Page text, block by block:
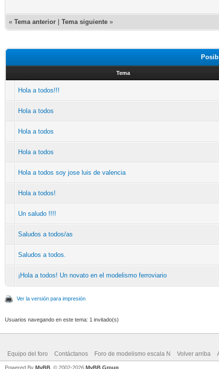
« Tema anterior | Tema siguiente »
Tema
Hola a todos!!!
Hola a todos
Hola a todos
Hola a todos
Hola a todos soy jose luis de valencia
Hola a todos!
Un saludo !!!!
Saludos a todos/as
Saludos a todos.
¡Hola a todos! Un novato en el modelismo ferroviario
Ver la versión para impresión
Usuarios navegando en este tema: 1 invitado(s)
Equipo del foro Contáctanos Foro de modelismo escala N Volver arriba
Powered By MyBB , © 2002-2026 MyBB Group